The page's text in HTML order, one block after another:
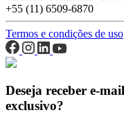
+55 (11) 6509-6870
Termos e condições de uso
Deseja receber e-
exclusivo?